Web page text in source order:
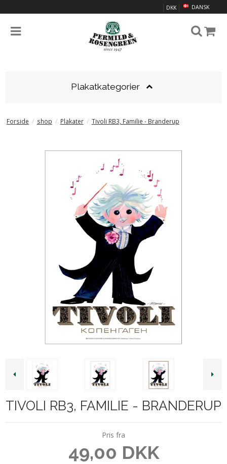
DANSK
DKK
Plakatkategorier
Forside / shop / Plakater / Tivoli RB3, Familie - Branderup
TIVOLI RB3, FAMILIE - BRANDERUP
Pris fra
49,00 DKK